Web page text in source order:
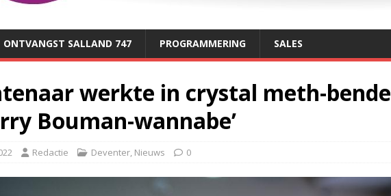
ONTVANGST SALLAND 747 PROGRAMMERING SALES
werkte in crystal meth-bende
Bouman-wannabe’
Redactie Deventer, Nieuws 0